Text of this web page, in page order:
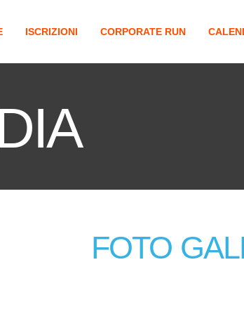
ISCRIZIONI CORPORATE RUN
FOTO